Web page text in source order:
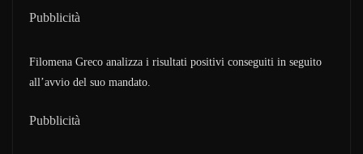
Pubblicità
Filomena Greco analizza i risultati positivi conseguiti in seguito
all’avvio del suo mandato.
Pubblicità